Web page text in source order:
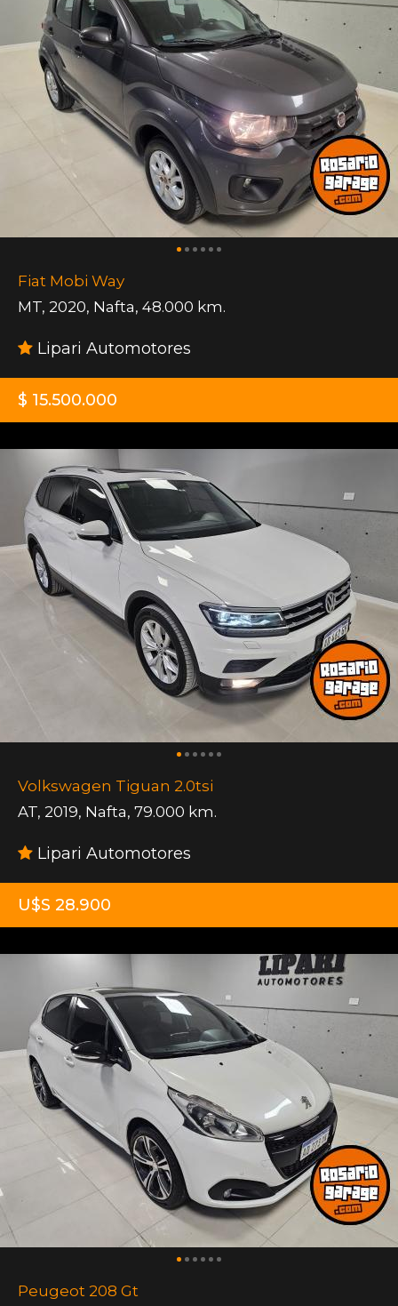
Fiat Mobi Way
MT, 2020, Nafta, 48.000 km.
Lipari Automotores
$ 15.500.000
Volkswagen Tiguan 2.0tsi
AT, 2019, Nafta, 79.000 km.
Lipari Automotores
U$S 28.900
Peugeot 208 Gt